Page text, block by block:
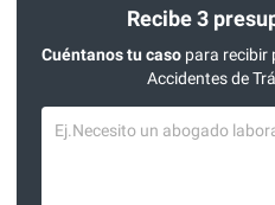
Recibe 3
Cuéntanos tu casopara recibir
Accidentes de